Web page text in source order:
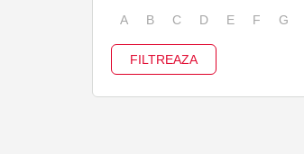
A B C D E F G